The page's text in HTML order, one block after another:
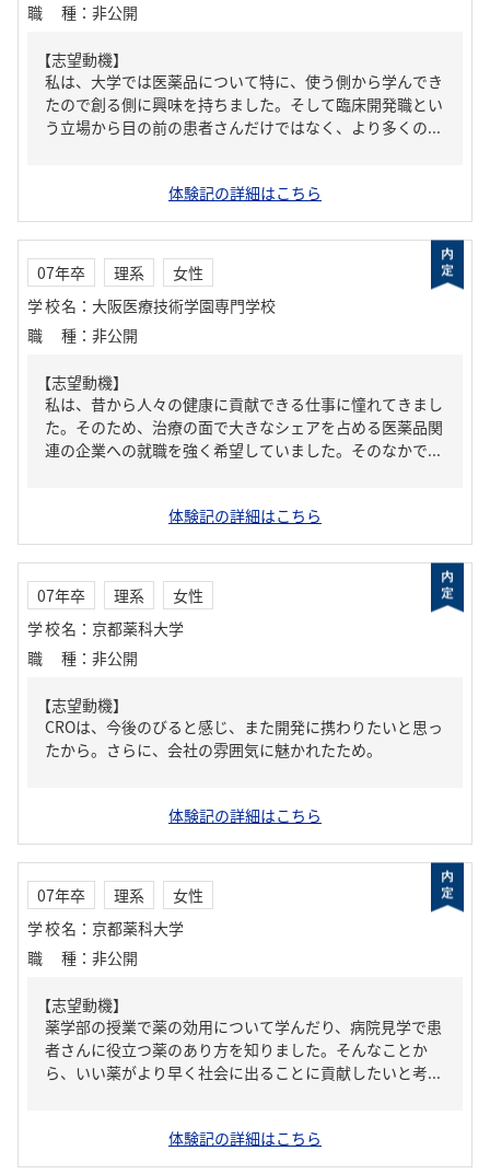
職種 ： 非公開
【志望動機】
私は、大学では医薬品について特に、使う側から学んでき
たので創る側に興味を持ちました。そして臨床開発職とい
う立場から目の前の患者さんだけではなく、より多くの...
体験記の詳細はこちら
07年卒 理系
女性
学校名 ： 大阪医療技術学園専門学校
職種 ： 非公開
【志望動機】
私は、昔から人々の健康に貢献できる仕事に憧れてきまし
た。そのため、治療の面で大きなシェアを占める医薬品関
連の企業への就職を強く希望していました。そのなかで...
体験記の詳細はこちら
07年卒 理系
女性
学校名 ： 京都薬科大学
職種 ： 非公開
【志望動機】
CROは、今後のびると感じ、また開発に携わりたいと思っ
たから。さらに、会社の雰囲気に魅かれたため。
体験記の詳細はこちら
07年卒 理系
女性
学校名 ： 京都薬科大学
職種 ： 非公開
【志望動機】
薬学部の授業で薬の効用について学んだり、病院見学で患
者さんに役立つ薬のあり方を知りました。そんなことか
ら、いい薬がより早く社会に出ることに貢献したいと考...
体験記の詳細はこちら